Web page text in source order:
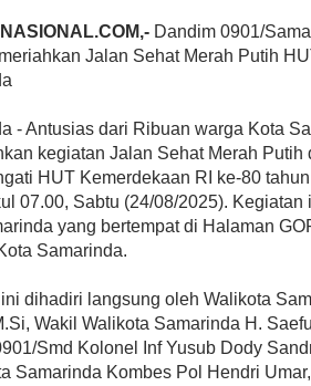
Dandim 0901/
Jalan Sehat Merah Putih
- Antusias dari Ribuan warga Kota
kegiatan Jalan Sehat Merah Putih
HUT Kemerdekaan RI ke-80
07.00, Sabtu (24/08/2025).
yang bertempat di Halaman
Samarinda.
dihadiri langsung oleh Walikota
Wakil Walikota Samarinda H.
Smd Kolonel Inf Yusub Dody
Samarinda Kombes Pol Hendri